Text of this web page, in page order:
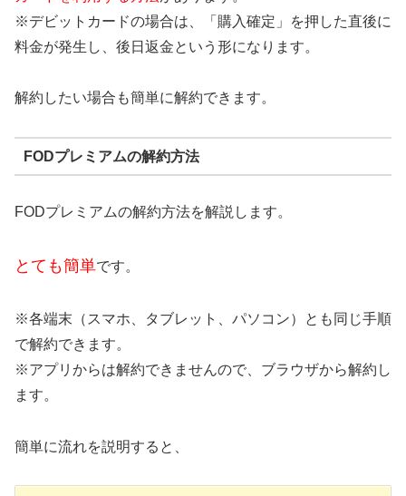
※デビットカードの場合は、「購入確定」を押した直後に
料金が発生し、後日返金という形になります。
解約したい場合も簡単に解約できます。
FODプレミアムの解約方法
FODプレミアムの解約方法を解説します。
とても簡単です。
※各端末（スマホ、タブレット、パソコン）とも同じ手順
で解約できます。
※アプリからは解約できませんので、ブラウザから解約し
ます。
簡単に流れを説明すると、